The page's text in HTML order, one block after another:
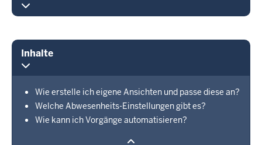
Inhalte
Wie erstelle ich eigene Ansichten und passe diese an?
Welche Abwesenheits-Einstellungen gibt es?
Wie kann ich Vorgänge automatisieren?